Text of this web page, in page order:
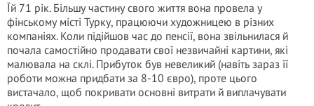
Їй 71 рік. Більшу частину свого життя вона провела у
фінському місті Турку, працюючи художницею в різних
компаніях. Коли підійшов час до пенсії, вона звільнилася й
почала самостійно продавати свої незвичайні картини, які
малювала на склі. Прибуток був невеликий (навіть зараз її
роботи можна придбати за 8-10 євро), проте цього
вистачало, щоб покривати основні витрати й виплачувати